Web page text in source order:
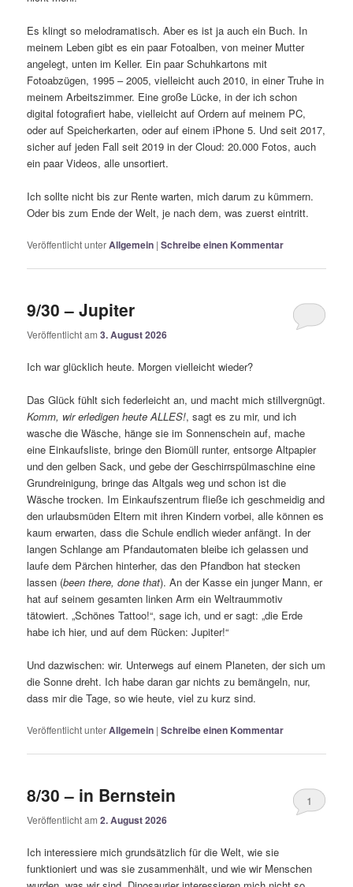
Es klingt so melodramatisch. Aber es ist ja auch ein Buch. In
meinem Leben gibt es ein paar Fotoalben, von meiner Mutter
angelegt, unten im Keller. Ein paar Schuhkartons mit
Fotoabzügen, 1995 – 2005, vielleicht auch 2010, in einer Truhe in
meinem Arbeitszimmer. Eine große Lücke, in der ich schon
digital fotografiert habe, vielleicht auf Ordern auf meinem PC,
oder auf Speicherkarten, oder auf einem iPhone 5. Und seit 2017,
sicher auf jeden Fall seit 2019 in der Cloud: 20.000 Fotos, auch
ein paar Videos, alle unsortiert.
Ich sollte nicht bis zur Rente warten, mich darum zu kümmern.
Oder bis zum Ende der Welt, je nach dem, was zuerst eintritt.
Veröffentlicht unterAllgemein |Schreibe einen Kommentar
9/30 – Jupiter
Veröffentlicht am3. August 2026
Ich war glücklich heute. Morgen vielleicht wieder?
Das Glück fühlt sich federleicht an, und macht mich stillvergnügt.
Komm, wir erledigen heute ALLES!, sagt es zu mir, und ich
wasche die Wäsche, hänge sie im Sonnenschein auf, mache
eine Einkaufsliste, bringe den Biomüll runter, entsorge Altpapier
und den gelben Sack, und gebe der Geschirrspülmaschine eine
Grundreinigung, bringe das Altgals weg und schon ist die
Wäsche trocken. Im Einkaufszentrum fließe ich geschmeidig and
den urlaubsmüden Eltern mit ihren Kindern vorbei, alle können es
kaum erwarten, dass die Schule endlich wieder anfängt. In der
langen Schlange am Pfandautomaten bleibe ich gelassen und
laufe dem Pärchen hinterher, das den Pfandbon hat stecken
lassen (been there, done that). An der Kasse ein junger Mann, er
hat auf seinem gesamten linken Arm ein Weltraummotiv
tätowiert. „Schönes Tattoo!“, sage ich, und er sagt: „die Erde
habe ich hier, und auf dem Rücken: Jupiter!“
Und dazwischen: wir. Unterwegs auf einem Planeten, der sich um
die Sonne dreht. Ich habe daran gar nichts zu bemängeln, nur,
dass mir die Tage, so wie heute, viel zu kurz sind.
Veröffentlicht unterAllgemein |Schreibe einen Kommentar
8/30 – in Bernstein
Veröffentlicht am2. August 2026
1
Ich interessiere mich grundsätzlich für die Welt, wie sie
funktioniert und was sie zusammenhält, und wie wir Menschen